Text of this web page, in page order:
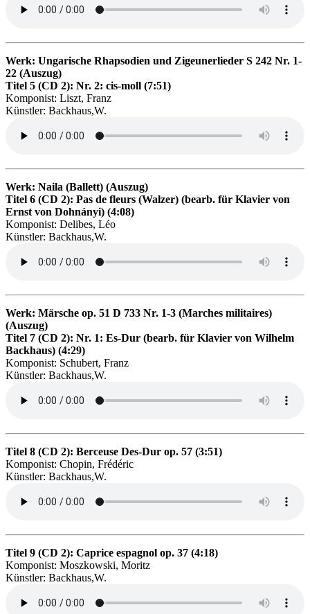
Werk: Ungarische Rhapsodien und Zigeunerlieder S 242 Nr. 1-
22 (Auszug)
Titel 5 (CD 2): Nr. 2: cis-moll (7:51)
Komponist: Liszt, Franz
Künstler: Backhaus,W.
Werk: Naila (Ballett) (Auszug)
Titel 6 (CD 2): Pas de fleurs (Walzer) (bearb. für Klavier von
Ernst von Dohnányi) (4:08)
Komponist: Delibes, Léo
Künstler: Backhaus,W.
Werk: Märsche op. 51 D 733 Nr. 1-3 (Marches militaires)
(Auszug)
Titel 7 (CD 2): Nr. 1: Es-Dur (bearb. für Klavier von Wilhelm
Backhaus) (4:29)
Komponist: Schubert, Franz
Künstler: Backhaus,W.
Titel 8 (CD 2): Berceuse Des-Dur op. 57 (3:51)
Komponist: Chopin, Frédéric
Künstler: Backhaus,W.
Titel 9 (CD 2): Caprice espagnol op. 37 (4:18)
Komponist: Moszkowski, Moritz
Künstler: Backhaus,W.